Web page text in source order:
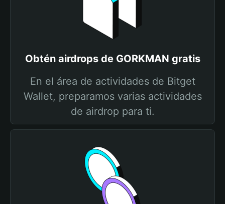
Obtén airdrops de GORKMAN gratis
En el área de actividades de Bitget
Wallet, preparamos varias actividades
de airdrop para ti.